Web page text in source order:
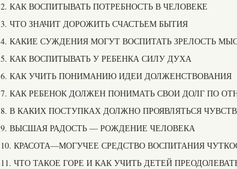
2. КАК ВОСПИТЫВАТЬ ПОТРЕБНОСТЬ В ЧЕЛОВЕКЕ
3. ЧТО ЗНАЧИТ ДОРОЖИТЬ СЧАСТЬЕМ БЫТИЯ
4. КАКИЕ СУЖДЕНИЯ МОГУТ ВОСПИТАТЬ ЗРЕЛОСТЬ
5. КАК ВОСПИТЫВАТЬ У РЕБЕНКА СИЛУ ДУХА
6. КАК УЧИТЬ ПОНИМАНИЮ ИДЕИ ДОЛЖЕНСТВОВАНИЯ
7. КАК РЕБЕНОК ДОЛЖЕН ПОНИМАТЬ СВОИ ДОЛГ ПО
8. В КАКИХ ПОСТУПКАХ ДОЛЖНО ПРОЯВЛЯТЬСЯ
9. ВЫСШАЯ РАДОСТЬ — РОЖДЕНИЕ ЧЕЛОВЕКА
10. КРАСОТА—МОГУЧЕЕ СРЕДСТВО ВОСПИТАНИЯ
11. ЧТО ТАКОЕ ГОРЕ И КАК УЧИТЬ ДЕТЕЙ